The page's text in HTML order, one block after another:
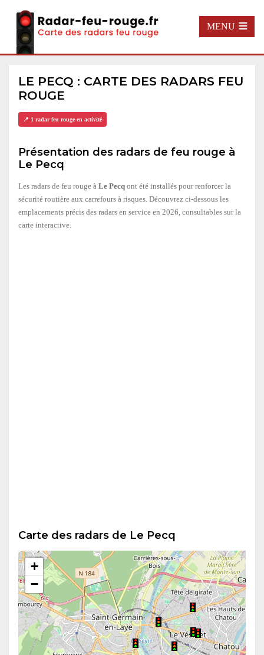
MENU
LE PECQ : CARTE DES RADARS FEU
ROUGE
📍 1 radar feu rouge en activité
Présentation des radars de feu rouge à
Le Pecq
Les radars de feu rouge à Le Pecq ont été installés pour renforcer la
sécurité routière aux carrefours à risques. Découvrez ci-dessous les
emplacements précis des radars en service en 2026, consultables sur la
carte interactive.
Carte des radars de Le Pecq
+
−